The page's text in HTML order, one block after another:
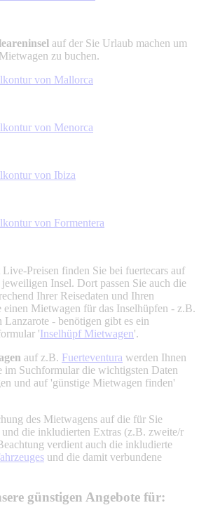
auf der Sie Urlaub machen um
zu buchen.
Preisen finden Sie bei fuertecars auf
Insel. Dort passen Sie auch die
Ihrer Reisedaten und Ihren
einen Mietwagen für das Inselhüpfen - z.B.
Lanzarote - benötigen gibt es ein
'Inselhüpf Mietwagen'.
auf z.B. Fuerteventura werden Ihnen
im Suchformular die wichtigsten Daten
und auf 'günstige Mietwagen finden'
des Mietwagens auf die für Sie
und die inkludierten Extras (z.B. zweite/r
verdient auch die inkludierte
und die damit verbundene
günstigen Angebote für: